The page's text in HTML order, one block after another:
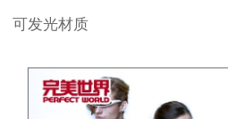
可发光材质